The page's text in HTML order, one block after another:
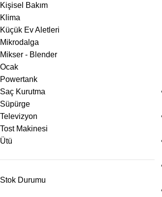
Kişisel Bakım
Klima
Küçük Ev Aletleri
Mikrodalga
Mikser - Blender
Ocak
Powertank
Saç Kurutma
Süpürge
Televizyon
Tost Makinesi
Ütü
Stok Durumu